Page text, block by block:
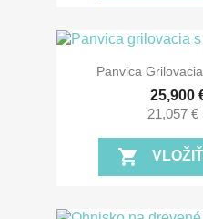
Panvica
25,900
21,057 €
shopping_cart